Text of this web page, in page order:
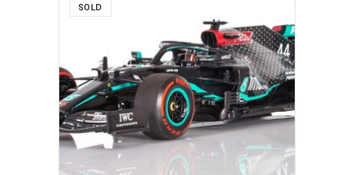
SOLD
READ MORE